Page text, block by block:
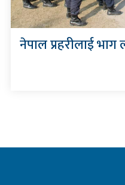
नेपाल प्रहरीलाई